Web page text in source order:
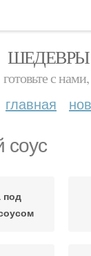
готовьте с
главная
соус
под